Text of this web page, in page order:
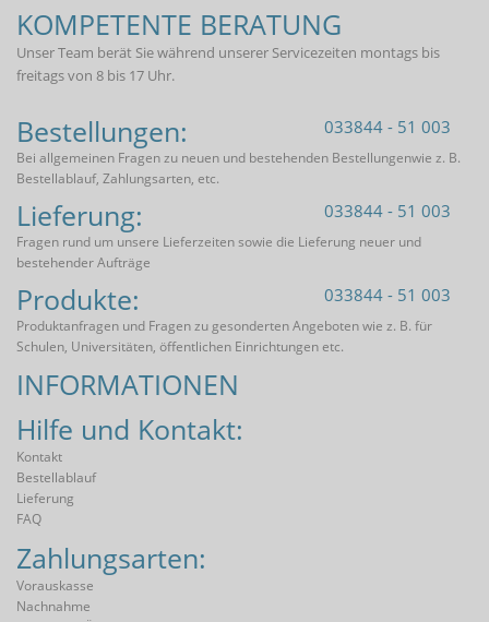
KOMPETENTE BERATUNG
Unser Team berät Sie während unserer Servicezeiten montags bis
freitags von 8 bis 17 Uhr.
Bestellungen: 033844 - 51 003
Bei allgemeinen Fragen zu neuen und bestehenden Bestellungenwie z. B.
Bestellablauf, Zahlungsarten, etc.
Lieferung: 033844 - 51 003
Fragen rund um unsere Lieferzeiten sowie die Lieferung neuer und
bestehender Aufträge
Produkte: 033844 - 51 003
Produktanfragen und Fragen zu gesonderten Angeboten wie z. B. für
Schulen, Universitäten, öffentlichen Einrichtungen etc.
INFORMATIONEN
Hilfe und Kontakt:
Kontakt
Bestellablauf
Lieferung
FAQ
Zahlungsarten:
Vorauskasse
Nachnahme